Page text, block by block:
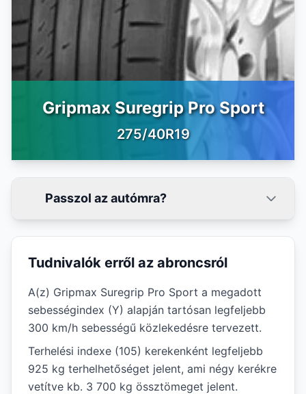
Gripmax Suregrip Pro Sport
275/40R19
Passzol az autómra?
Tudnivalók erről az abroncsról
A(z) Gripmax Suregrip Pro Sport a megadott
sebességindex (Y) alapján tartósan legfeljebb
300 km/h sebességű közlekedésre tervezett.
Terhelési indexe (105) kerekenként legfeljebb
925 kg terhelhetőséget jelent, ami négy kerékre
vetítve kb. 3 700 kg össztömeget jelent.